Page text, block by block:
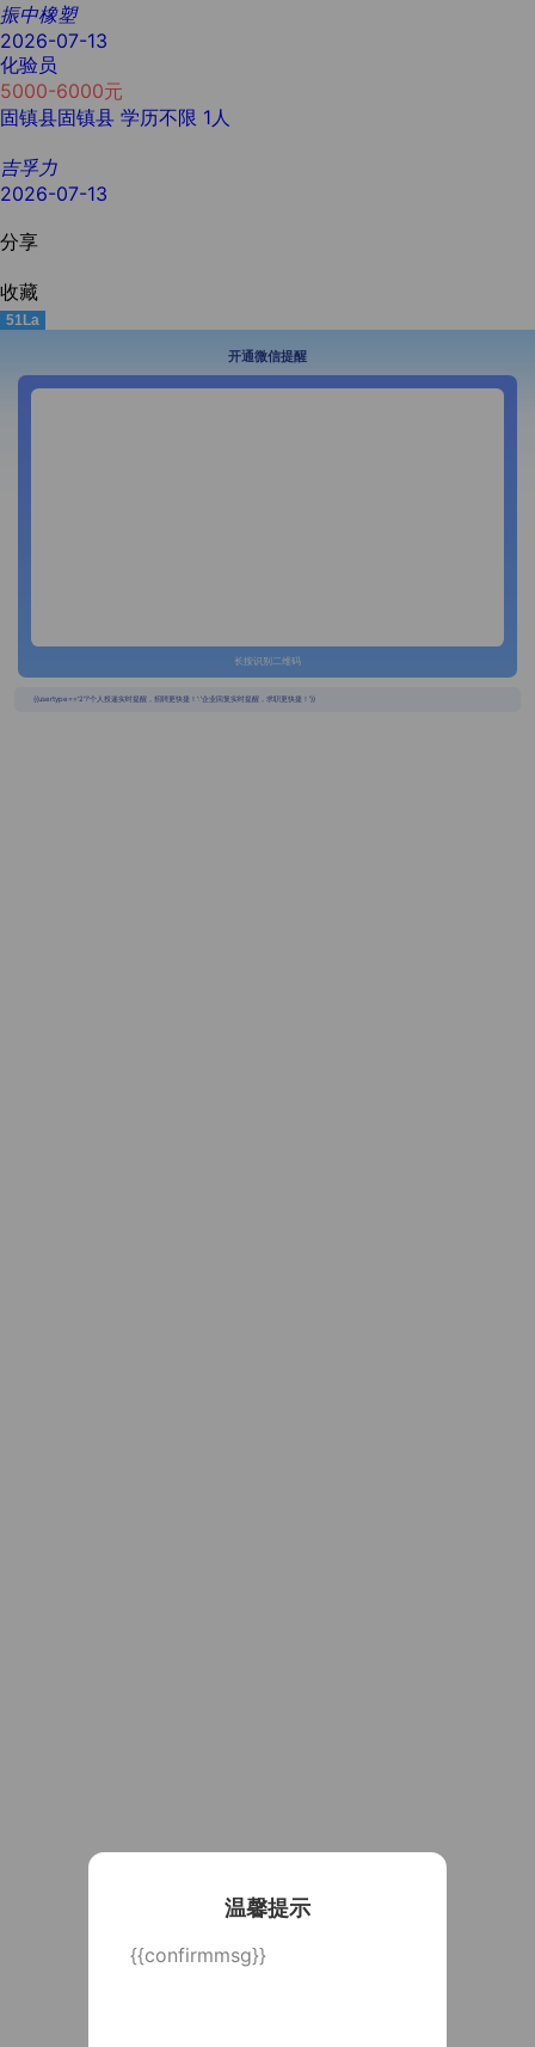
振中橡塑
2026-07-13
化验员
5000-6000元
固镇县固镇县 学历不限 1人
吉孚力
2026-07-13
分享
收藏
51La
开通微信提醒
长按识别二维码
{{usertype=='2'?'个人投递实时提醒，招聘更快捷！':'企业回复实时提醒，求职更快捷！'}}
温馨提示
{{confirmmsg}}